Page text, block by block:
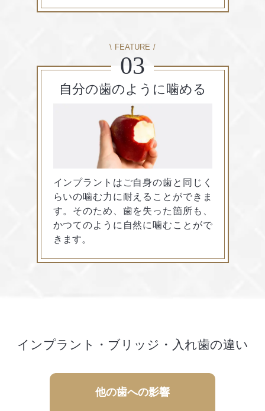
FEATURE
03
自分の歯のように噛める
インプラントはご自身の歯と同じく
らいの噛む力に耐えることができま
す。そのため、歯を失った箇所も、
かつてのように自然に噛むことがで
きます。
インプラント・ブリッジ・入れ歯の違い
他の歯への影響